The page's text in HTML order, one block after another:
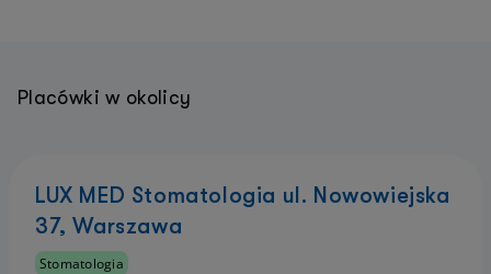
Placówki w okolicy
LUX MED Stomatologia ul. Nowowiejska
37, Warszawa
Stomatologia